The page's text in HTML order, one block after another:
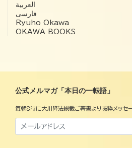
العربية‏
فارسی
Ryuho Okawa
OKAWA BOOKS
公式メルマガ「本日の一転語」
毎朝8時に大川隆法総裁ご著書より抜粋メッセ